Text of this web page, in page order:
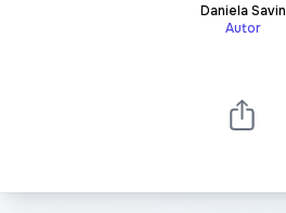
Daniela Savin
Autor